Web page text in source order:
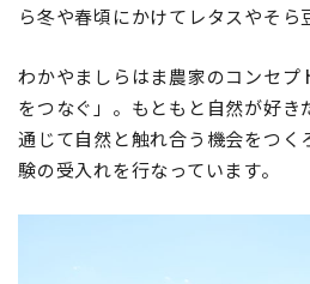
ら冬や春頃にかけてレタスやそら
わかやましらはま農家のコンセプ
をつなぐ」。もともと自然が好き
通じて自然と触れ合う機会をつく
験の受入れを行なっています。